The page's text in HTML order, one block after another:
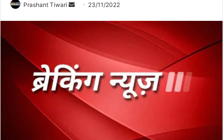
Prashant Tiwari
Send 23/11/2022